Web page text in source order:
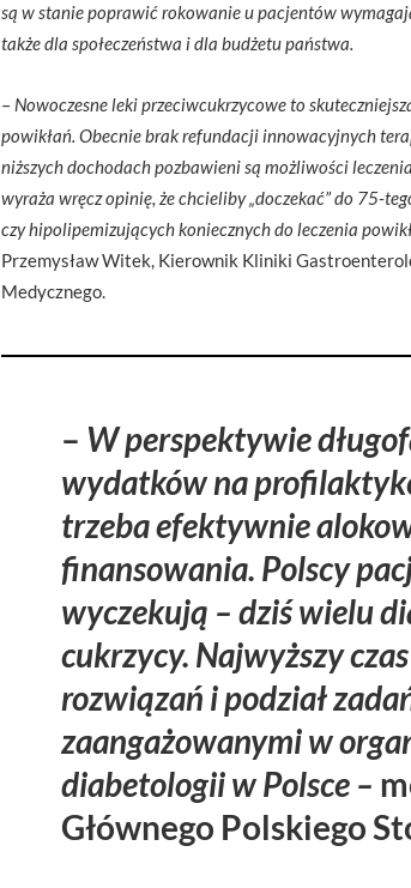
są w stanie poprawić rokowanie u pacjentów
także dla społeczeństwa i dla budżetu państwa.
– Nowoczesne leki przeciwcukrzycowe to
powikłań. Obecnie brak refundacji innowacyjnych
niższych dochodach pozbawieni są możliwości
wyraża wręcz opinię, że chcieliby „doczekać” do 75-
czy hipolipemizujących koniecznych do leczenia
Przemysław Witek, Kierownik Kliniki
Medycznego.
– W perspektywie
wydatków na
trzeba efektywnie
finansowania. Polscy
wyczekują – dziś wielu
cukrzycy. Najwyższy
rozwiązań i podział
zaangażowanymi w
diabetologii w Polsce –
Głównego Polskiego